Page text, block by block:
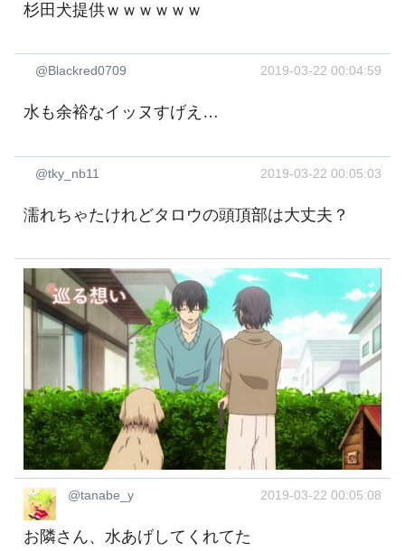
杉田犬提供ｗｗｗｗｗｗ
@Blackred0709 2019-03-22 00:04:59
水も余裕なイッヌすげえ…
@tky_nb11 2019-03-22 00:05:03
濡れちゃたけれどタロウの頭頂部は大丈夫？
@tanabe_y 2019-03-22 00:05:08
お隣さん、水あげしてくれてた